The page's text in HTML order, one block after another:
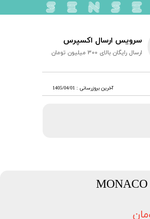
سرویس ارسال اکسپرس
ارسال رایگان بالای 300 میلیون تومان
​آخرین بروزرسانی : 1405/04/01